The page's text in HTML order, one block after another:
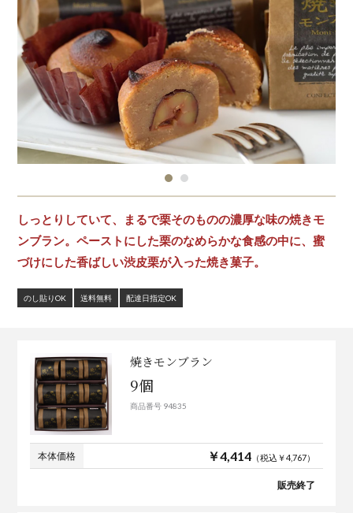
しっとりしていて、まるで栗そのものの濃厚な味の焼きモ
ンブラン。ペーストにした栗のなめらかな食感の中に、蜜
づけにした香ばしい渋皮栗が入った焼き菓子。
のし貼りOK 送料無料 配達日指定OK
焼きモンブラン
9個
商品番号 94835
本体価格 ￥4,414（税込￥4,767）
販売終了